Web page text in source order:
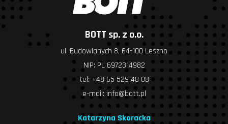
BOTT sp. z o.o.
ul. Budowlanych 8, 64-100 Leszno
NIP: PL 6972314982
tel: +48 65 529 48 08
e-mail: info@bott.pl
Katarzyna Skoracka